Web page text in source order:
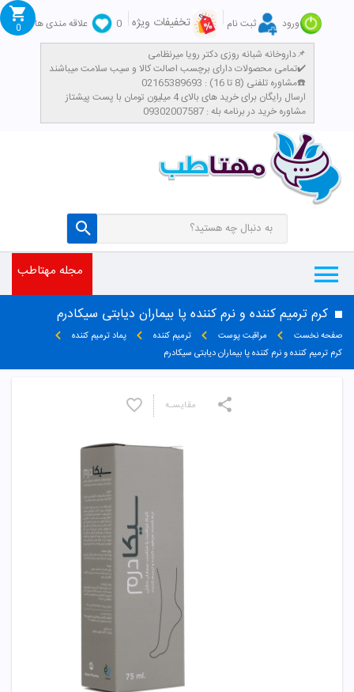
ورود ثبت نام تخفیفات ویژه 0
علاقه مندی ها
داروخانه شبانه روزی دکتر رویا میرنظامی📌
تمامی محصولات دارای برچسب اصالت کالا و سیب سلامت میباشند✔️
مشاوره تلفنی (8 تا 16) : 02165389693☎️
​ارسال رایگان برای خرید های بالای 4 میلیون تومان با پست پیشتاز
مشاوره خرید در برنامه بله : 09302007587
0
مجله مهتاطب
کرم ترمیم کننده و نرم کننده پا بیماران دیابتی سیکادرم
صفحه نخست مراقبت پوست ترمیم کننده
پماد ترمیم کننده
کرم ترمیم کننده و نرم کننده پا بیماران دیابتی سیکادرم
مقایسـه